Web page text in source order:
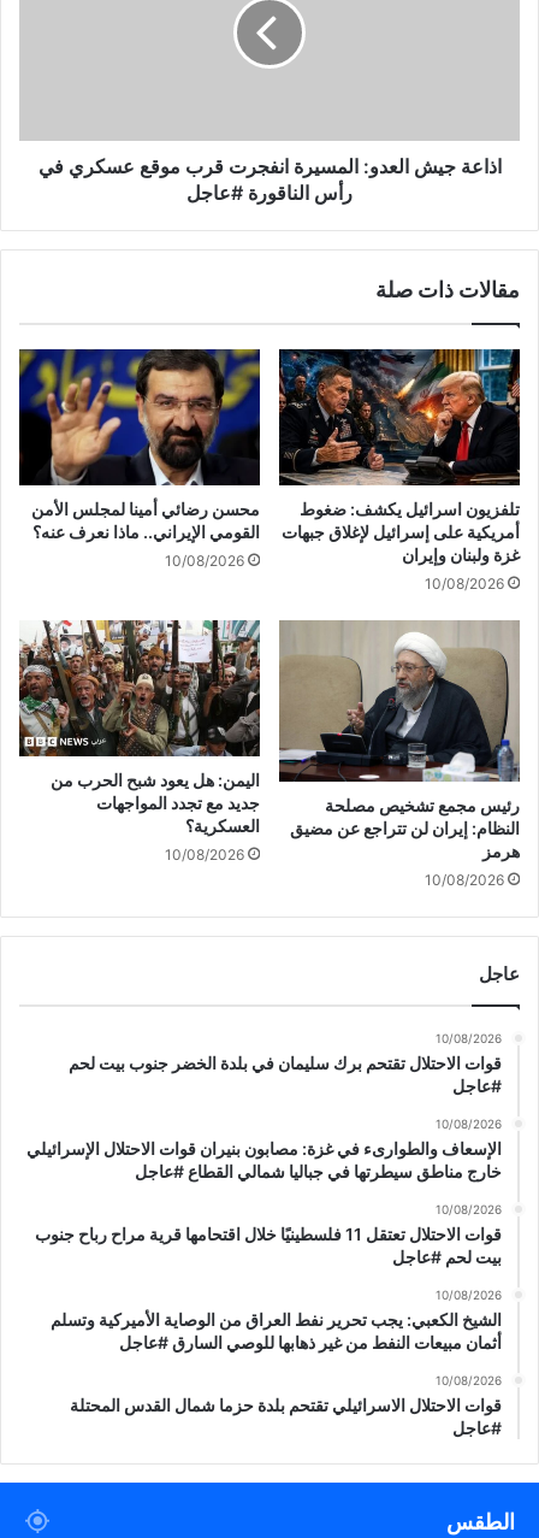
في
رأساذاعة جيش العدو: المسيرة انفجرت قرب موقع عسكري في
رأس الناقورة #عاجل
مقالات ذات صلة
تلفزيون اسرائيل يكشف: ضغوط
أمريكية على إسرائيل لإغلاق جبهات
غزة ولبنان وإيران
10/08/2026
محسن رضائي أمينا لمجلس الأمن
القومي الإيراني.. ماذا نعرف عنه؟
10/08/2026
رئيس مجمع تشخيص مصلحة
النظام: إيران لن تتراجع عن مضيق
هرمز
10/08/2026
اليمن: هل يعود شبح الحرب من
جديد مع تجدد المواجهات
العسكرية؟
10/08/2026
عاجل
10/08/2026
قوات الاحتلال تقتحم برك سليمان في بلدة الخضر جنوب بيت لحم
#عاجل
10/08/2026
الإسعاف والطوارىء في غزة: مصابون بنيران قوات الاحتلال الإسرائيلي
خارج مناطق سيطرتها في جباليا شمالي القطاع #عاجل
10/08/2026
قوات الاحتلال تعتقل 11 فلسطينيًا خلال اقتحامها قرية مراح رباح جنوب
بيت لحم #عاجل
10/08/2026
الشيخ الكعبي: يجب تحرير نفط العراق من الوصاية الأميركية وتسلم
أثمان مبيعات النفط من غير ذهابها للوصي السارق #عاجل
10/08/2026
قوات الاحتلال الاسرائيلي تقتحم بلدة حزما شمال القدس المحتلة
#عاجل
الطقس